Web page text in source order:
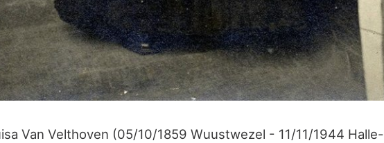
Van Velthoven (05/10/1859 Wuustwezel - 11/11/1944 Halle-